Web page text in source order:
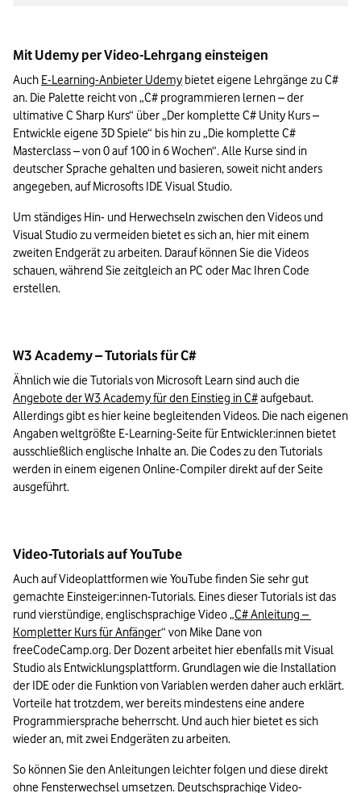
Mit Udemy per Video-Lehrgang einsteigen
Auch E-Learning-Anbieter Udemy bietet eigene Lehrgänge zu C#
an. Die Palette reicht von „C# programmieren lernen – der
ultimative C Sharp Kurs“ über „Der komplette C# Unity Kurs –
Entwickle eigene 3D Spiele“ bis hin zu „Die komplette C#
Masterclass – von 0 auf 100 in 6 Wochen“. Alle Kurse sind in
deutscher Sprache gehalten und basieren, soweit nicht anders
angegeben, auf Microsofts IDE Visual Studio.
Um ständiges Hin- und Herwechseln zwischen den Videos und
Visual Studio zu vermeiden bietet es sich an, hier mit einem
zweiten Endgerät zu arbeiten. Darauf können Sie die Videos
schauen, während Sie zeitgleich an PC oder Mac Ihren Code
erstellen.
W3 Academy – Tutorials für C#
Angebote der W3 Academy für den Einstieg in C# aufgebaut.
Allerdings gibt es hier keine begleitenden Videos. Die nach eigenen
Angaben weltgrößte E-Learning-Seite für Entwickler:innen bietet
ausschließlich englische Inhalte an. Die Codes zu den Tutorials
werden in einem eigenen Online-Compiler direkt auf der Seite
ausgeführt.
Video-Tutorials auf YouTube
Auch auf Videoplattformen wie YouTube finden Sie sehr gut
gemachte Einsteiger:innen-Tutorials. Eines dieser Tutorials ist das
rund vierstündige, englischsprachige Video „C# Anleitung –
Kompletter Kurs für Anfänger“ von Mike Dane von
freeCodeCamp.org. Der Dozent arbeitet hier ebenfalls mit Visual
Studio als Entwicklungsplattform. Grundlagen wie die Installation
der IDE oder die Funktion von Variablen werden daher auch erklärt.
Vorteile hat trotzdem, wer bereits mindestens eine andere
Programmiersprache beherrscht. Und auch hier bietet es sich
wieder an, mit zwei Endgeräten zu arbeiten.
So können Sie den Anleitungen leichter folgen und diese direkt
ohne Fensterwechsel umsetzen. Deutschsprachige Video-